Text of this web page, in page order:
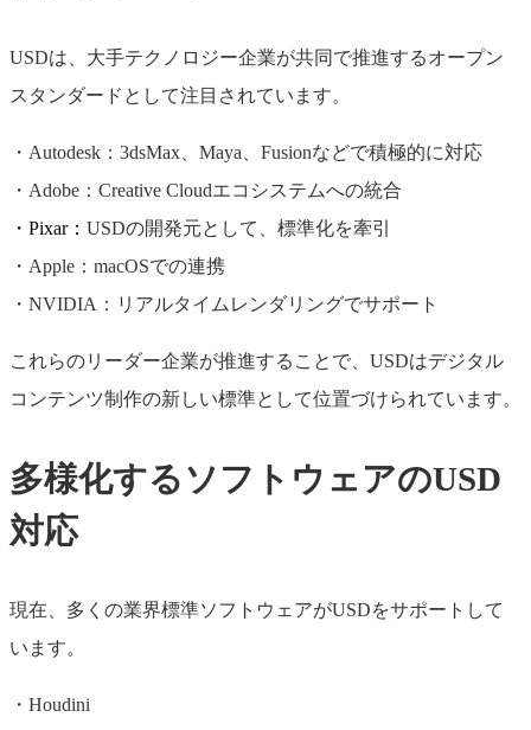
USDは、大手テクノロジー企業が共同で推進するオープン
スタンダードとして注目されています。
・Autodesk：3dsMax、Maya、Fusionなどで積極的に対応
・Adobe：Creative Cloudエコシステムへの統合
・Pixar： USDの開発元として、標準化を牽引
・Apple：macOSでの連携
・NVIDIA：リアルタイムレンダリングでサポート
これらのリーダー企業が推進することで、USDはデジタル
コンテンツ制作の新しい標準として位置づけられています。
多様化するソフトウェアのUSD
対応
現在、多くの業界標準ソフトウェアがUSDをサポートして
います。
・Houdini